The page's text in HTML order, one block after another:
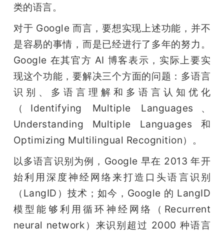
类的语言。
对于 Google 而言，要想实现上述功能，并不
是容易的事情，而是已经进行了多年的努力。
Google 在其官方 AI 博客表示，实际上要实
现这个功能，要解决三个方面的问题：多语言
识别、多语言理解和多语言认知优化
（Identifying Multiple Languages、
Understanding Multiple Languages 和
Optimizing Multilingual Recognition）。
以多语言识别为例，Google 早在 2013 年开
始利用深度神经网络来打造口头语言识别
（LangID）技术；如今，Google 的 LangID
模型能够利用循环神经网络（Recurrent
neural network）来识别超过 2000 种语言